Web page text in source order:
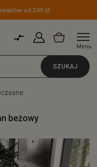
od 249 zł
Menu
SZUKAJ
beżowy